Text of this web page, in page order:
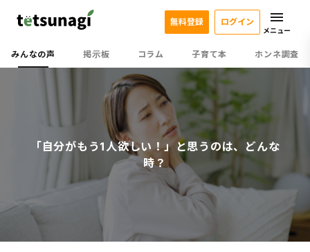
みんなの声 掲示板 コラム 子育て本 ホンネ調査
無料登録 ログイン
メニュー
「自分がもう1人欲しい！」と思うのは、どんな
時？